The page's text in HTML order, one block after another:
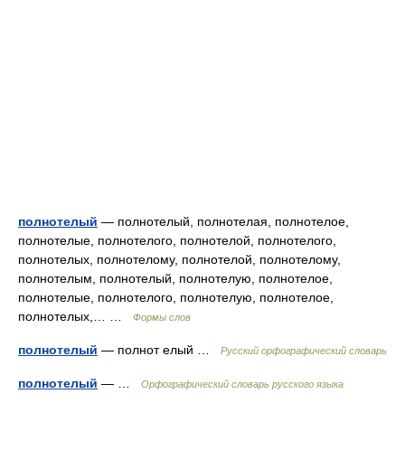
полнотелый — полнотелый, полнотелая, полнотелое,
полнотелые, полнотелого, полнотелой, полнотелого,
полнотелых, полнотелому, полнотелой, полнотелому,
полнотелым, полнотелый, полнотелую, полнотелое,
полнотелые, полнотелого, полнотелую, полнотелое,
полнотелых,… …
Формы слов
полнотелый — полнот елый … Русский орфографический словарь
полнотелый — … Орфографический словарь русского языка